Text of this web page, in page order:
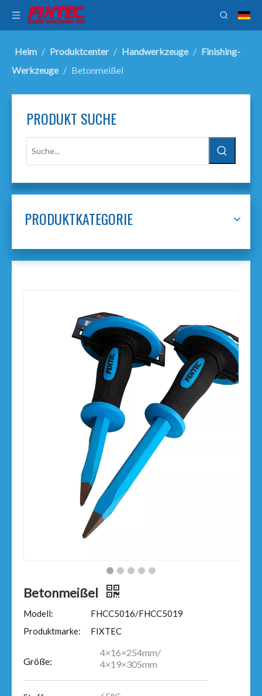
Heim / Produktcenter / Handwerkzeuge / Finishing-
Werkzeuge / Betonmeißel
PRODUKT SUCHE
PRODUKTKATEGORIE
Betonmeißel
Modell:
FHCC5016/FHCC5019
Produktmarke:
FIXTEC
Größe:
4×16×254mm/
4×19×305mm